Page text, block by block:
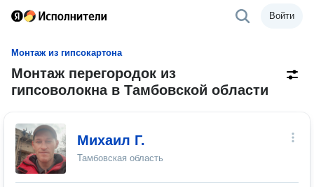
Войти
Монтаж из гипсокартона
Монтаж перегородок из
гипсоволокна в Тамбовской области
Михаил Г.
Тамбовская область